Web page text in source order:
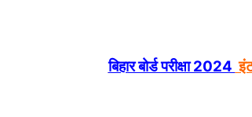
बिहार बोर्ड परीक्षा 2024